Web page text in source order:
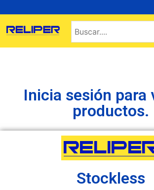
Inicia sesión para
productos.
Stockless